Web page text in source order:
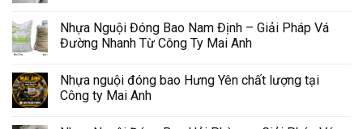
Nhựa Nguội Đóng Bao Nam Định – Giải Pháp Vá
Đường Nhanh Từ Công Ty Mai Anh
Nhựa nguội đóng bao Hưng Yên chất lượng tại
Công ty Mai Anh